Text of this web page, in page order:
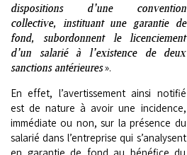
dispositions d’une convention
collective, instituant une garantie de
fond, subordonnent le licenciement
d’un salarié à l’existence de deux
sanctions antérieures».
En effet, l’avertissement ainsi notifié
est de nature à avoir une incidence,
immédiate ou non, sur la présence du
salarié dans l’entreprise qui s’analysent